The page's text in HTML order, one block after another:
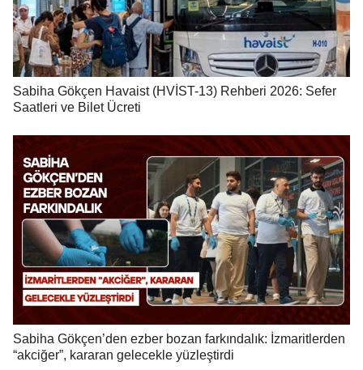
Sabiha Gökçen Havaist (HVİST-13) Rehberi 2026: Sefer
Saatleri ve Bilet Ücreti
Sabiha Gökçen’den ezber bozan farkındalık: İzmaritlerden
“akciğer”, kararan gelecekle yüzleştirdi